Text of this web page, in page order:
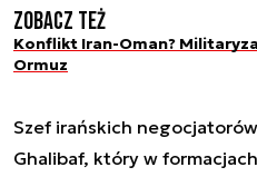
Zobacz też
Konflikt Iran-Oman?
Ormuz
Szef irańskich
Ghalibaf, który w